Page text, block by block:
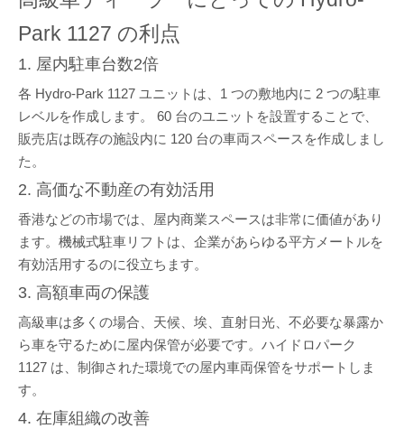
Park 1127 の利点
1. 屋内駐車台数2倍
各 Hydro-Park 1127 ユニットは、1 つの敷地内に 2 つの駐車
レベルを作成します。 60 台のユニットを設置することで、
販売店は既存の施設内に 120 台の車両スペースを作成しまし
た。
2. 高価な不動産の有効活用
香港などの市場では、屋内商業スペースは非常に価値があり
ます。機械式駐車リフトは、企業があらゆる平方メートルを
有効活用するのに役立ちます。
3. 高額車両の保護
高級車は多くの場合、天候、埃、直射日光、不必要な暴露か
ら車を守るために屋内保管が必要です。ハイドロパーク
1127 は、制御された環境での屋内車両保管をサポートしま
す。
4. 在庫組織の改善